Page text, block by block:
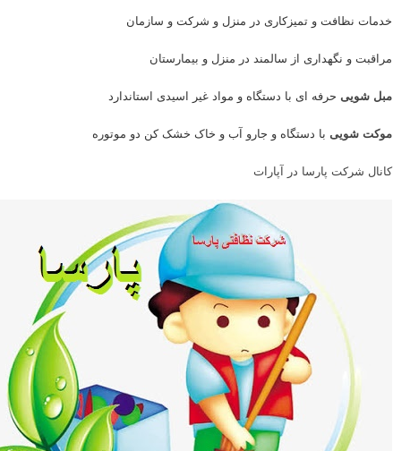
خدمات نظافت و تمیزکاری در منزل و شرکت و سازمان
مراقبت و نگهداری از سالمند در منزل و بیمارستان
مبل شویی حرفه ای با دستگاه و مواد غیر اسیدی استاندارد
موکت شویی با دستگاه و جارو آب و خاک خشک کن دو موتوره
کانال شرکت پارسا در آپارات